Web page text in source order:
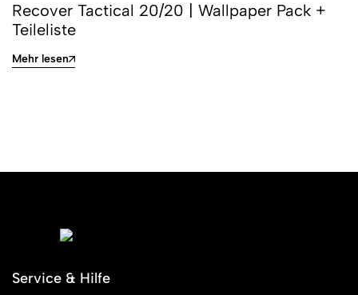
Recover Tactical 20/20 | Wallpaper Pack +
Teileliste
Mehr lesen
Service & Hilfe